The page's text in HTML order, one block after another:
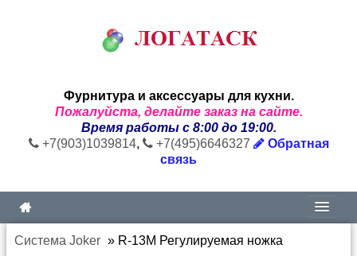
Фурнитура и аксессуары для кухни.
Пожалуйста, делайте заказ на сайте.
Время работы с 8:00 до 19:00.
+7(903)1039814, +7(495)6646327
Обратная
связь
Система Joker » R-13М Регулируемая ножка